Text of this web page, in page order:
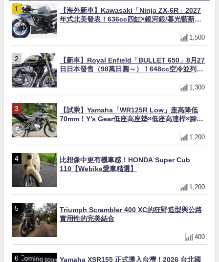
【海外新車】Kawasaki「Ninja ZX-6R」2027
年式北美發表！636cc四缸×銀河銀/暮光藍新色
1,500
【新車】Royal Enfield「BULLET 650」8月27
日日本發售（98萬日圓～）！648cc空冷並列雙
1,300
【試乘】Yamaha「WR125R Low」座高降低
70mm！Y’s Gear低座高座墊×低座高連桿×腳踏
1,200
比想像中更有機車感！HONDA Super Cub
110【Webike愛車精選】
1,200
Triumph Scrambler 400 XC的狂野造型與公路
實用性的完美結合
400
Yamaha XSR155 正式導入台灣！2026 台北國